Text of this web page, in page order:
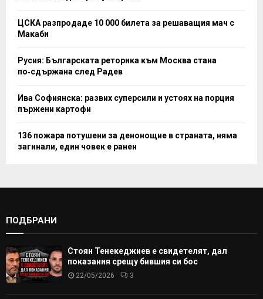
ЦСКА разпродаде 10 000 билета за решаващия мач с
Макаби
Русия: Българската реторика към Москва стана
по‑сдържана след Радев
Ива Софиянска: развих суперсили и устоях на порция
пържени картофи
136 пожара потушени за денонощие в страната, няма
загинали, един човек е ранен
ПОДБРАНИ
Стоян Тенекеджиев е свидетелят, дал
показания срещу бившия си бос
22/05/2026 3